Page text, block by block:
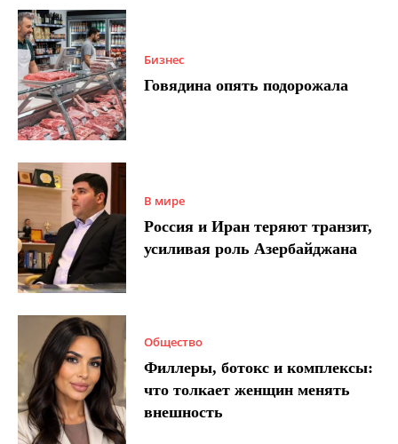
Бизнес
Говядина опять подорожала
В мире
Россия и Иран теряют транзит,
усиливая роль Азербайджана
Общество
Филлеры, ботокс и комплексы:
что толкает женщин менять
внешность